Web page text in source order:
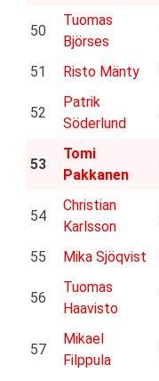
50
Tuomas
Björses
51 Risto Mänty
52
Patrik
Söderlund
53
Tomi
Pakkanen
54
Christian
Karlsson
55 Mika Sjöqvist
56
Tuomas
Haavisto
57
Mikael
Filppula